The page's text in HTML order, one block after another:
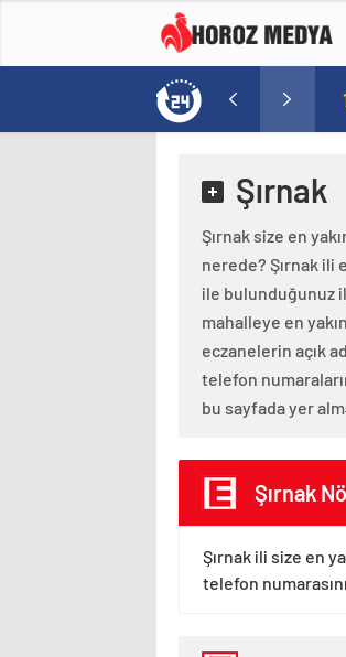
Şırnak
Şırnak size en
nerede? Şırnak ili
ile bulunduğunuz
mahalleye en yakın
eczanelerin açık
telefon
bu sayfada yer
Şırnak
Şırnak ili size en
telefon